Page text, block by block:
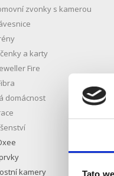
zvonky s kamerou
a karty
Fire
domácnost
kamery